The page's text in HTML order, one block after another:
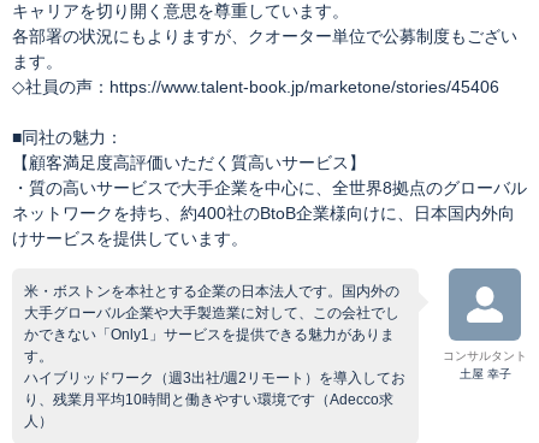
キャリアを切り開く意思を尊重しています。
各部署の状況にもよりますが、クオーター単位で公募制度もござい
ます。
◇社員の声：https://www.talent-book.jp/marketone/stories/45406
■同社の魅力：
【顧客満足度高評価いただく質高いサービス】
・質の高いサービスで大手企業を中心に、全世界8拠点のグローバル
ネットワークを持ち、約400社のBtoB企業様向けに、日本国内外向
けサービスを提供しています。
米・ボストンを本社とする企業の日本法人です。国内外の
大手グローバル企業や大手製造業に対して、この会社でし
かできない「Only1」サービスを提供できる魅力がありま
す。
ハイブリッドワーク（週3出社/週2リモート）を導入してお
り、残業月平均10時間と働きやすい環境です（Adecco求
人）
コンサルタント
土屋 幸子